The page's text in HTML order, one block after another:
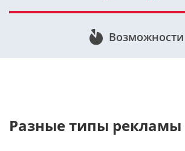
Возможности
Разные типы рекламы